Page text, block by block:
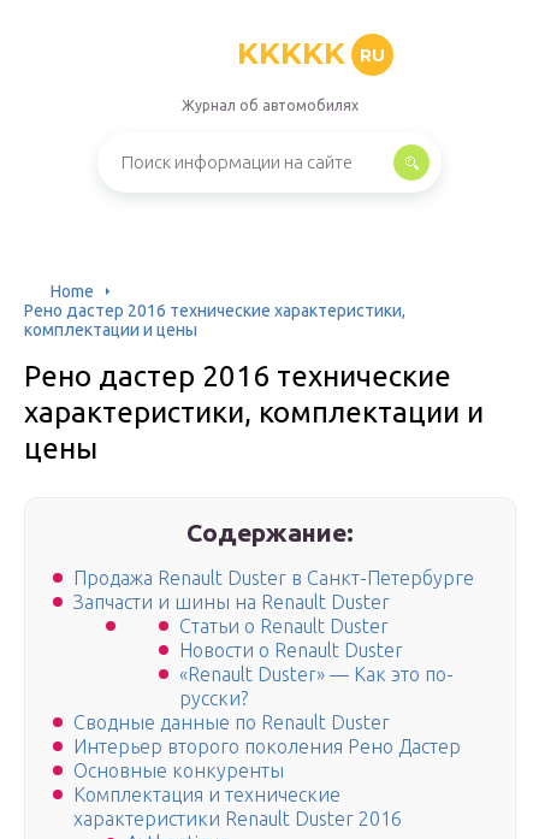
KKKKK RU
Журнал об автомобилях
Home
Рено дастер 2016 технические характеристики,
комплектации и цены
Рено дастер 2016 технические
характеристики, комплектации и
цены
Содержание:
Продажа Renault Duster в Санкт-Петербурге
Запчасти и шины на Renault Duster
Статьи о Renault Duster
Новости о Renault Duster
«Renault Duster» — Как это по-
русски?
Сводные данные по Renault Duster
Интерьер второго поколения Рено Дастер
Основные конкуренты
Комплектация и технические
характеристики Renault Duster 2016